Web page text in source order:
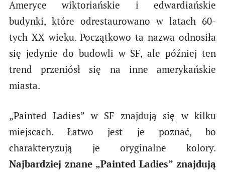
Ameryce wiktoriańskie i edwardiańskie
budynki, które odrestaurowano w latach 60-
tych XX wieku. Początkowo ta nazwa odnosiła
się jedynie do budowli w SF, ale później ten
trend przeniósł się na inne amerykańskie
miasta.
„Painted Ladies” w SF znajdują się w kilku
miejscach. Łatwo jest je poznać, bo
charakteryzują je oryginalne kolory.
Najbardziej znane „Painted Ladies” znajdują